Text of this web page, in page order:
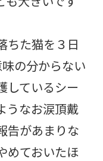
ちた猫を３日
の分からない
しているシー
うなお涙頂戴
告があまりな
めておいたほ